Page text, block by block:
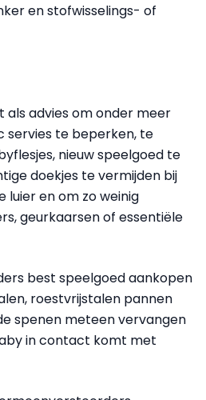
en stofwisselings- of
als advies om onder meer
servies te beperken, te
nieuw speelgoed te
doekjes te vermijden bij
luier en om zo weinig
geurkaarsen of essentiële
best speelgoed aankopen
roestvrijstalen pannen
spenen meteen vervangen
in contact komt met